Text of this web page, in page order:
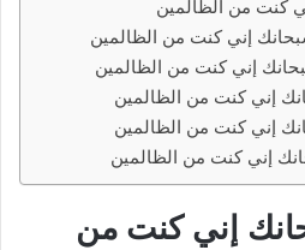
كنت من الظالمين
إني كنت من الظالمين
إني كنت من الظالمين
إني كنت من الظالمين
إني كنت من الظالمين
إني كنت من الظالمين
إني كنت من